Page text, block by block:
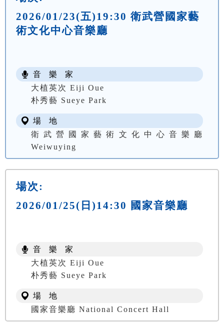
2026/01/23(五)19:30 衛武營國家藝
術文化中心音樂廳
音 樂 家
大植英次 Eiji Oue
朴秀藝 Sueye Park
場 地
衛武營國家藝術文化中心音樂廳
Weiwuying
場次:
2026/01/25(日)14:30 國家音樂廳
音 樂 家
大植英次 Eiji Oue
朴秀藝 Sueye Park
場 地
國家音樂廳 National Concert Hall